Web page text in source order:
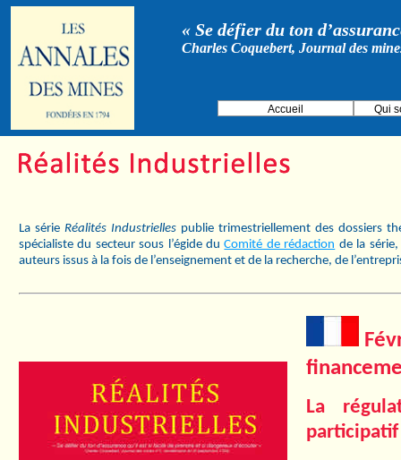
« Se défier du ton
Charles Coquebert, Journal des
Accueil Qui
La série Réalités Industrielles publie trimestriellement des dossiers
spécialiste du secteur sous l’égide duComité de rédaction de la
auteurs issus à la fois de l’enseignement et de la recherche, de
La